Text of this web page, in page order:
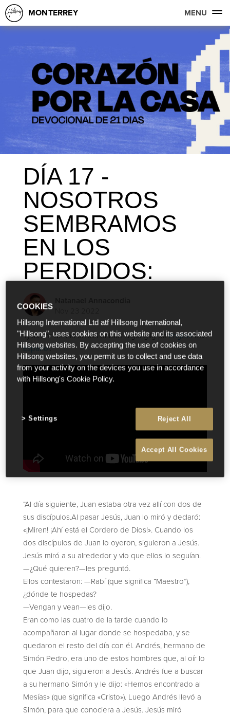
MONTERREY MENU
DÍA 17 -
NOSOTROS
SEMBRAMOS
EN LOS
PERDIDOS:
Tyvärr är denna artikel enbart tillgänglig påEnglishoch
Español.
“Al día siguiente, Juan estaba otra vez allí con dos de
sus discípulos.Al pasar Jesús, Juan lo miró y declaró:
«¡Miren! ¡Ahí está el Cordero de Dios!». Cuando los
dos discípulos de Juan lo oyeron, siguieron a Jesús.
Jesús miró a su alrededor y vio que ellos lo seguían.
—¿Qué quieren?—les preguntó.
Ellos contestaron: —Rabí (que significa “Maestro”),
¿dónde te hospedas?
—Vengan y vean—les dijo.
Eran como las cuatro de la tarde cuando lo
acompañaron al lugar donde se hospedaba, y se
quedaron el resto del día con él. Andrés, hermano de
Simón Pedro, era uno de estos hombres que, al oír lo
que Juan dijo, siguieron a Jesús. Andrés fue a buscar
a su hermano Simón y le dijo: «Hemos encontrado al
Mesías» (que significa «Cristo»). Luego Andrés llevó a
Simón, para que conociera a Jesús. Jesús miró
COOKIES
Hillsong International Ltd atf Hillsong International,
"Hillsong", uses cookies on this website and its associated
Hillsong websites. By accepting the use of cookies on
Hillsong websites, you permit us to collect and use data
from your activity on the devices you use in accordance
with Hillsong's Cookie Policy.
Reject All
Accept All Cookies
Settings